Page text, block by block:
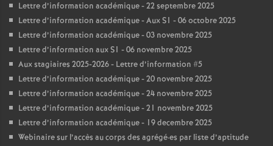
Lettre d’information académique - 22 septembre 2025
Lettre d’information académique - Aux S1 - 06 octobre 2025
Lettre d’information académique - 03 novembre 2025
Lettre d’information aux S1 - 06 novembre 2025
Aux stagiaires 2025-2026 - Lettre d’information #5
Lettre d’information académique - 20 novembre 2025
Lettre d’information académique - 24 novembre 2025
Lettre d’information académique - 21 novembre 2025
Lettre d’information académique - 19 decembre 2025
Webinaire sur l’accès au corps des agrégé·es par liste d’aptitude